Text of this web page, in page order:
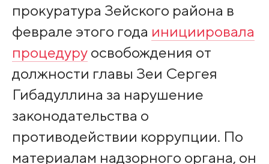
прокуратура Зейского района в
феврале этого года инициировала
процедуруосвобождения от
должности главы Зеи Сергея
Гибадуллина за нарушение
законодательства о
противодействии коррупции. По
материалам надзорного органа, он